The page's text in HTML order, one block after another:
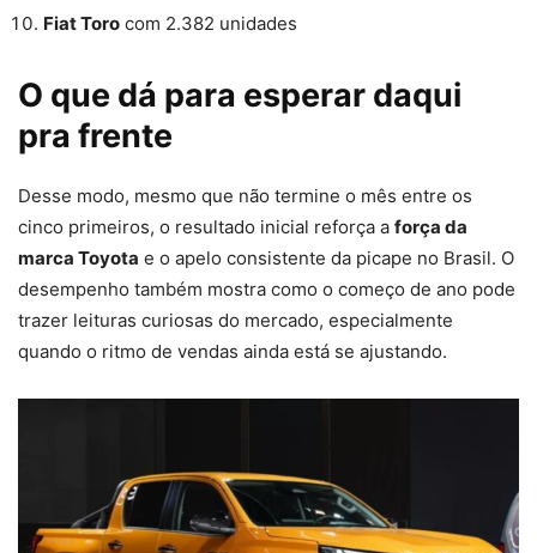
Fiat Toro com 2.382 unidades
O que dá para esperar daqui
pra frente
Desse modo, mesmo que não termine o mês entre os
cinco primeiros, o resultado inicial reforça a força da
marca Toyota e o apelo consistente da picape no Brasil. O
desempenho também mostra como o começo de ano pode
trazer leituras curiosas do mercado, especialmente
quando o ritmo de vendas ainda está se ajustando.